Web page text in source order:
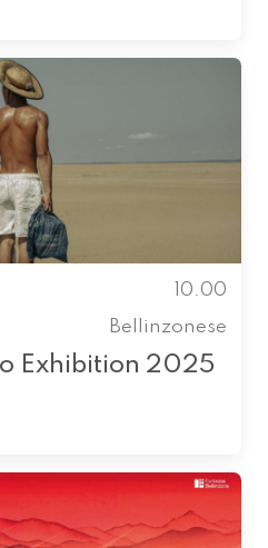
10.00
Bellinzonese
Exhibition 2025